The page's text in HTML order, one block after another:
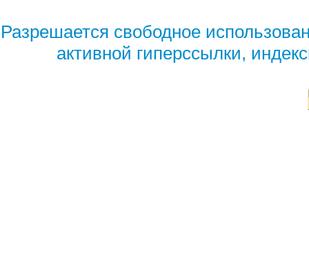
Разрешается свободное
активной гиперссылки,